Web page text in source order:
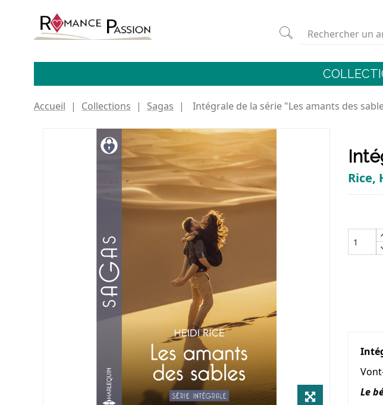
Accueil Collections Sagas Intégrale de la série "Les amants des
Rice,
Le